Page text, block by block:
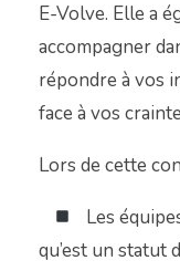
E-Volve. Elle a
accompagner
répondre à vos
face à vos
Lors de cette
Les
qu’est un statut